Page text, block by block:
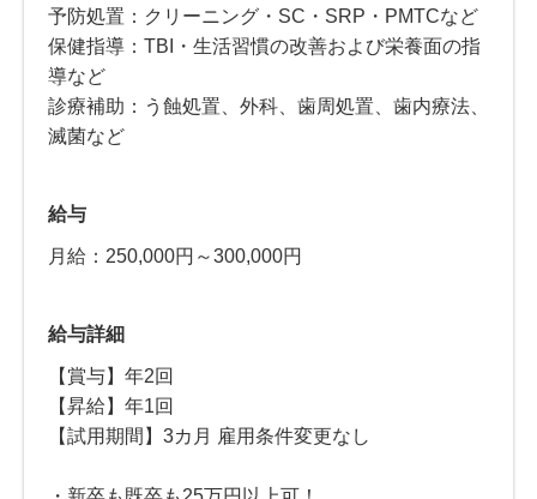
予防処置：クリーニング・SC・SRP・PMTCなど
保健指導：TBI・生活習慣の改善および栄養面の指
導など
診療補助：う蝕処置、外科、歯周処置、歯内療法、
滅菌など
給与
月給：250,000円～300,000円
給与詳細
【賞与】年2回
【昇給】年1回
【試用期間】3カ月 雇用条件変更なし